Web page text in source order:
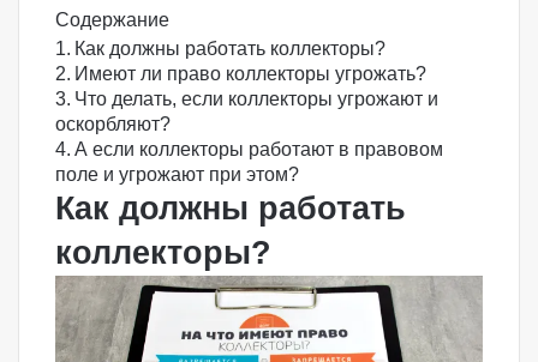
Содержание
Как должны работать коллекторы?
Имеют ли право коллекторы угрожать?
Что делать, если коллекторы угрожают и
оскорбляют?
А если коллекторы работают в правовом
поле и угрожают при этом?
Как должны работать
коллекторы?